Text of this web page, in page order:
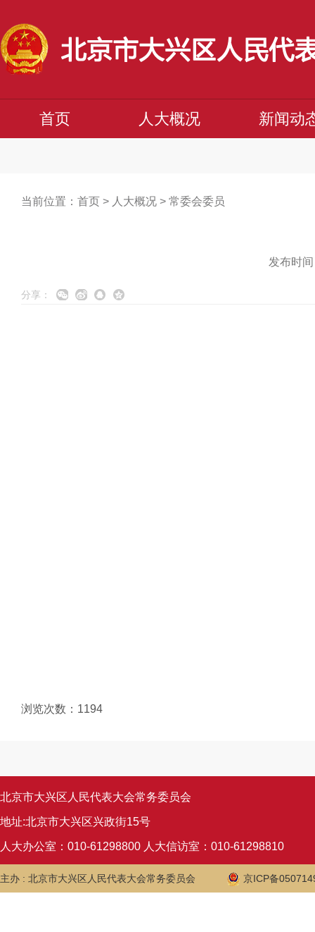
首页 人大概况 新闻动
当前位置： 首页 > 人大概况 > 常委会委员
发布时
分享：
浏览次数： 1194
北京市大兴区人民代表大会常务委员会
地址:北京市大兴区兴政街15号
人大办公室：010-61298800 人大信访室：010-61298810
主办 : 北京市大兴区人民代表大会常务委员会 京ICP备